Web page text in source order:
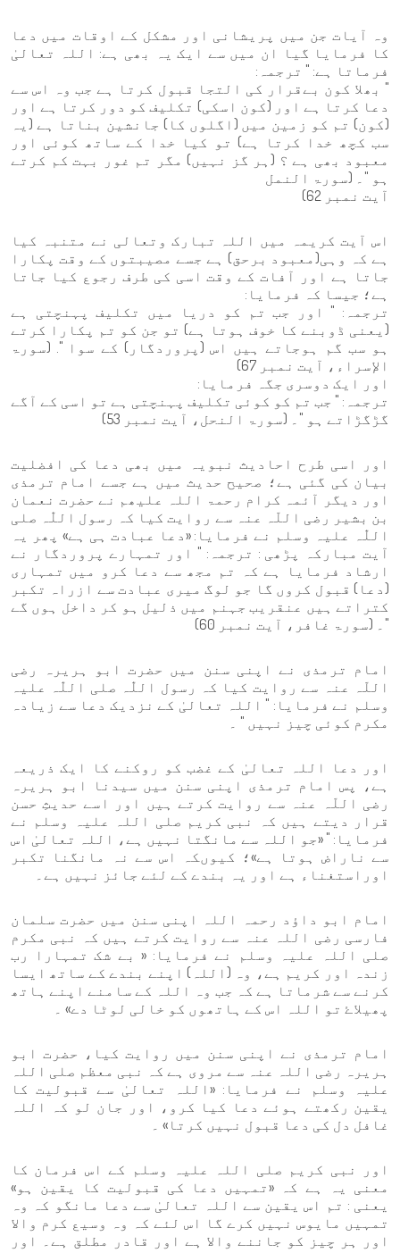
وہ آیات جن میں پریشانی اور مشکل کے اوقات میں دعا
کا فرمایا گیا ان میں سے ایک یہ بھی ہے: اللہ تعالیٰ
فرماتا ہے: " ترجمہ:
" بھلا کون بےقرار کی التجا قبول کرتا ہے جب وہ اس سے
دعا کرتا ہے اور (کون اسکی) تکلیف کو دور کرتا ہے اور
(کون) تم کو زمین میں (اگلوں کا) جانشین بناتا ہے (یہ
سب کچھ خدا کرتا ہے) تو کیا خدا کے ساتھ کوئی اور
معبود بھی ہے ؟ (ہر گز نہیں) مگر تم غور بہت کم کرتے
ہو "۔ (سورۃ النمل
آیت نمبر 62)
اس آیت کریمہ میں اللہ تبارک وتعالی نے متنبہ کیا
ہے کہ وہی(معبود برحق) ہے جسے مصیبتوں کے وقت پکارا
جاتا ہے اور آفات کے وقت اسی کی طرف رجوع کیا جاتا
ہے؛ جیسا کہ فرمایا:
ترجمہ: " اور جب تم کو دریا میں تکلیف پہنچتی ہے
(یعنی ڈوبنے کا خوف ہوتا ہے) تو جن کو تم پکارا کرتے
ہو سب گم ہوجاتے ہیں اس (پروردگار) کے سوا ". (سورۃ
الإسراء، آیت نمبر 67)
اور ایک دوسری جگہ فرمایا:
ترجمہ: " جب تم کو کوئی تکلیف پہنچتی ہے تو اسی کے آگے
گڑگڑاتے ہو "۔ (سورۃ النحل، آیت نمبر 53)
اور اسی طرح احادیث نبویہ میں بھی دعا کی افضلیت
بیان کی گئی ہے؛ صحیح حدیث میں ہے جسے امام ترمذی
اور دیگر آئمہ کرام رحمۃ اللہ علیھم نے حضرت نعمان
بن بشیر رضی اللّہ عنہ سے روایت کیا کہ رسول اللّٰہ صلی
اللّٰہ علیہ وسلم نے فرمایا: «دعا عبادت ہی ہے» پھر یہ
آیت مبارکہ پڑھی : ترجمہ: " اور تمہارے پروردگار نے
ارشاد فرمایا ہے کہ تم مجھ سے دعا کرو میں تمہاری
(دعا) قبول کروں گا جو لوگ میری عبادت سے ازراہ تکبر
کتراتے ہیں عنقریب جہنم میں ذلیل ہو کر داخل ہوں گے
"۔ (سورۃ غافر، آیت نمبر 60)
امام ترمذی نے اپنی سنن میں حضرت ابو ہریرہ رضی
اللّہ عنہ سے روایت کیا کہ رسول اللّٰہ صلی اللّٰہ علیہ
وسلم نے فرمایا: " اللہ تعالیٰ کے نزدیک دعا سے زیادہ
مکرم کوئی چیز نہیں " ۔
اور دعا اللہ تعالیٰ کے غضب کو روکنے کا ایک ذریعہ
ہے، پس امام ترمذی اپنی سنن میں سیدنا ابو ہریرہ
رضی اللّہ عنہ سے روایت کرتے ہیں اور اسے حدیثِ حسن
قرار دیتے ہیں کہ نبی کریم صلی اللہ علیہ وسلم نے
فرمایا: " «جو اللہ سے مانگتا نہیں ہے، اللہ تعالیٰ اس
سے ناراض ہوتا ہے»؛ کیوںکہ اس سے نہ مانگنا تکبر
اوراستغناء ہے اور یہ بندے کے لئے جائز نہیں ہے۔
امام ابو داؤد رحمہ اللہ اپنی سنن میں حضرت سلمان
فارسی رضی اللہ عنہ سے روایت کرتے ہیں کہ نبی مکرم
صلی اللہ علیہ وسلم نے فرمایا: « بے شک تمہارا رب
زندہ اور کریم ہے، وہ (اللہ) اپنے بندے کے ساتھ ایسا
کرنے سے شرماتا ہے کہ جب وہ اللہ کے سامنے اپنے ہاتھ
پھیلاۓ تو اللہ اس کے ہاتھوں کو خالی لوٹا دے» ۔
امام ترمذی نے اپنی سنن میں روایت کیا، حضرت ابو
ہریرہ رضی اللہ عنہ سے مروی ہے کہ نبی معظم صلی اللہ
علیہ وسلم نے فرمایا: «اللہ تعالیٰ سے قبولیت کا
یقین رکھتے ہوئے دعا کیا کرو، اور جان لو کہ اللہ
غافل دل کی دعا قبول نہیں کرتا» ۔
اور نبی کریم صلی اللہ علیہ وسلم کے اس فرمان کا
معنی یہ ہے کہ «تمہیں دعا کی قبولیت کا یقین ہو»
یعنی : تم اس یقین سے اللہ تعالیٰ سے دعا مانگو کہ وہ
تمہیں مایوس نہیں کرے گا اس لئے کہ وہ وسیع کرم والا
اور ہر چیز کو جاننے والا ہے اور قادر مطلق ہے۔ اور